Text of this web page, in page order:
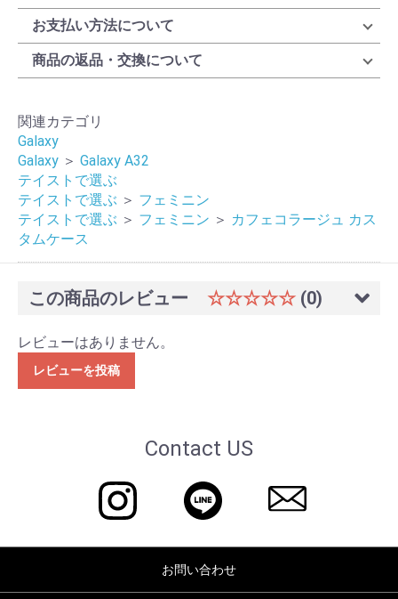
お支払い方法について
商品の返品・交換について
関連カテゴリ
Galaxy
Galaxy ＞ Galaxy A32
テイストで選ぶ
テイストで選ぶ ＞ フェミニン
テイストで選ぶ ＞ フェミニン ＞ カフェコラージュ カス
タムケース
この商品のレビュー ☆☆☆☆☆ (0)
レビューはありません。
レビューを投稿
Contact US
お問い合わせ